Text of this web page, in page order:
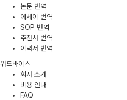
논문 번역
에세이 번역
SOP 번역
추천서 번역
이력서 번역
워드바이스
회사 소개
비용 안내
FAQ